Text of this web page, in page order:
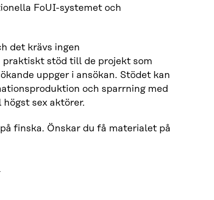
FoUI-systemet och
det krävs ingen
praktiskt stöd till de projekt som
uppger i ansökan. Stödet kan
och sparrning med
sex aktörer.
finska. Önskar du få materialet på